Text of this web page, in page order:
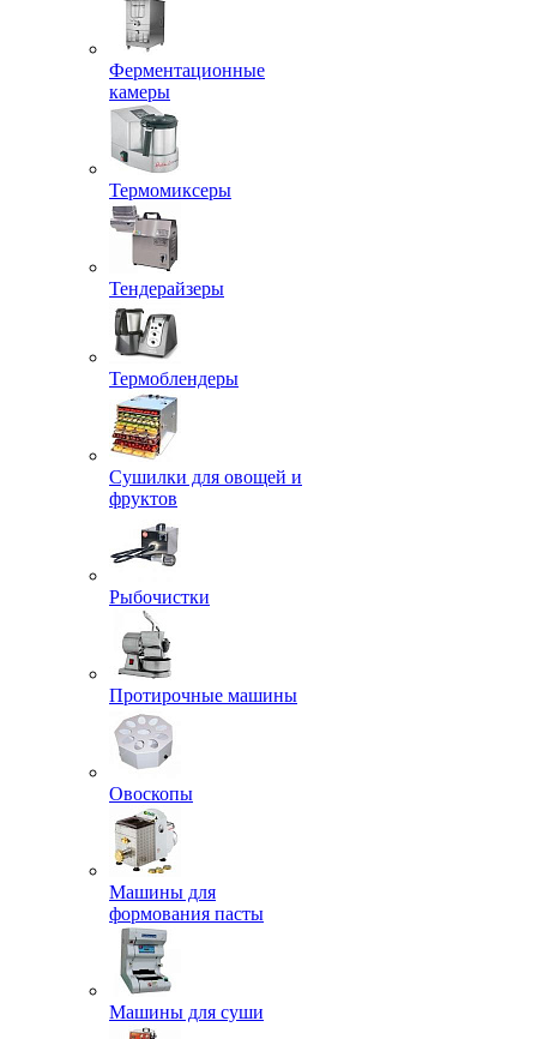
Ферментационные
камеры
Термомиксеры
Тендерайзеры
Термоблендеры
Сушилки для овощей и
фруктов
Рыбочистки
Протирочные машины
Овоскопы
Машины для
формования пасты
Машины для суши